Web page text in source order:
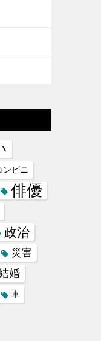
ンビニ
俳優
政治
災害
婚
車